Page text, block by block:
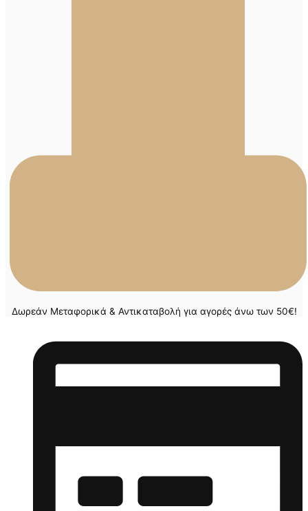
Δωρεάν Μεταφορικά & Αντικαταβολή για αγορές άνω των 50€!